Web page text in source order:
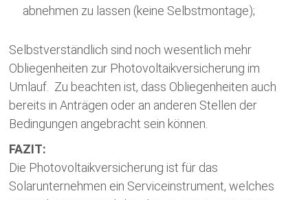
abnehmen zu lassen (keine Selbstmontage);
Selbstverständlich sind noch wesentlich mehr
Obliegenheiten zur Photovoltaikversicherung im
Umlauf. Zu beachten ist, dass Obliegenheiten auch
bereits in Anträgen oder an anderen Stellen der
Bedingungen angebracht sein können.
FAZIT:
Die Photovoltaikversicherung ist für das
Solarunternehmen ein Serviceinstrument, welches